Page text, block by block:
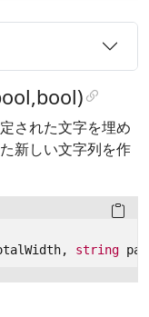
された文字を埋め
新しい文字列を作
, string